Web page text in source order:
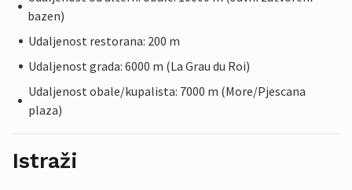
bazen)
Udaljenost restorana: 200 m
Udaljenost grada: 6000 m (La Grau du Roi)
Udaljenost obale/kupalista: 7000 m (More/Pjescana
plaza)
Istraži